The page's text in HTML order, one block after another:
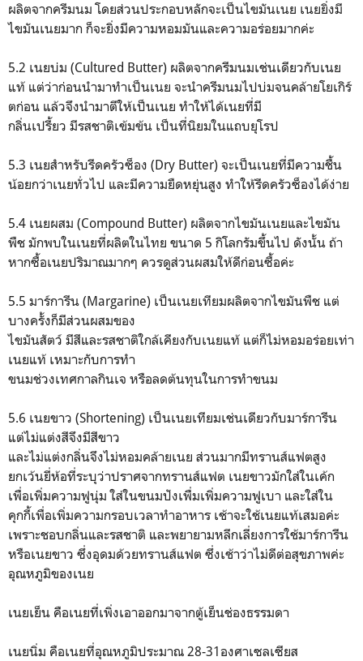
ผลิตจากครีมนม โดยส่วนประกอบหลักจะเป็นไขมันเนย เนยยิ่งมี
ไขมันเนยมาก ก็จะยิ่งมีความหอมมันและความอร่อยมากค่ะ
5.2 เนยบ่ม (Cultured Butter) ผลิตจากครีมนมเช่นเดียวกับเนย
แท้ แต่ว่าก่อนนำมาทำเป็นเนย จะนำครีมนมไปบ่มจนคล้ายโยเกิร์
ตก่อน แล้วจึงนำมาตีให้เป็นเนย ทำให้ได้เนยที่มี
กลิ่นเปรี้ยว มีรสชาติเข้มข้น เป็นที่นิยมในแถบยุโรป
5.3 เนยสำหรับรีดครัวซ็อง (Dry Butter) จะเป็นเนยที่มีความชื้น
น้อยกว่าเนยทั่วไป และมีความยืดหยุ่นสูง ทำให้รีดครัวซ็องได้ง่าย
5.4 เนยผสม (Compound Butter) ผลิตจากไขมันเนยและไขมัน
พืช มักพบในเนยที่ผลิตในไทย ขนาด 5 กิโลกรัมขึ้นไป ดังนั้น ถ้า
หากซื้อเนยปริมาณมากๆ ควรดูส่วนผสมให้ดีก่อนซื้อค่ะ
5.5 มาร์การีน (Margarine) เป็นเนยเทียมผลิตจากไขมันพืช แต่
บางครั้งก็มีส่วนผสมของ
ไขมันสัตว์ มีสีและรสชาติใกล้เคียงกับเนยแท้ แต่ก็ไม่หอมอร่อยเท่า
เนยแท้ เหมาะกับการทำ
ขนมช่วงเทศกาลกินเจ หรือลดต้นทุนในการทำขนม
5.6 เนยขาว (Shortening) เป็นเนยเทียมเช่นเดียวกับมาร์การีน
แต่ไม่แต่งสีจึงมีสีขาว
และไม่แต่งกลิ่นจึงไม่หอมคล้ายเนย ส่วนมากมีทรานส์แฟตสูง
ยกเว้นยี่ห้อที่ระบุว่าปราศจากทรานส์แฟต เนยขาวมักใส่ในเค้ก
เพื่อเพิ่มความฟูนุ่ม ใส่ในขนมปังเพื่มเพิ่มความฟูเบา และใส่ใน
คุกกี้เพื่อเพิ่มความกรอบเวลาทำอาหาร เช้าจะใช้เนยแท้เสมอค่ะ
เพราะชอบกลิ่นและรสชาติ และพยายามหลีกเลี่ยงการใช้มาร์การีน
หรือเนยขาว ซึ่งอุดมด้วยทรานส์แฟต ซึ่งเช้าว่าไม่ดีต่อสุขภาพค่ะ
อุณหภูมิของเนย
เนยเย็น คือเนยที่เพิ่งเอาออกมาจากตู้เย็นช่องธรรมดา
เนยนิ่ม คือเนยที่อุณหภูมิประมาณ 28-31องศาเซลเซียส